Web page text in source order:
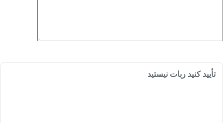
تأیید کنید ربات نیستید